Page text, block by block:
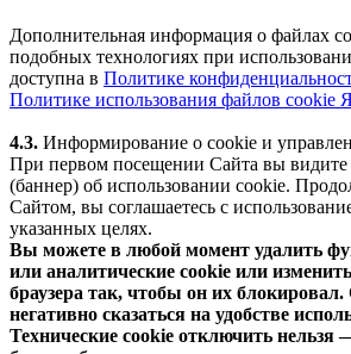
Дополнительная информация о файлах
подобных технологиях при
доступна в Политике
Политике использования файлов cookie
4.3. Информирование о cookie и
При первом посещении Сайта вы видите
(баннер) об использовании cookie.
Сайтом, вы соглашаетесь с
указанных целях.
Вы можете в любой момент удалить
или аналитические cookie или
браузера так, чтобы он их
негативно сказаться на удобстве
Технические cookie отключить нельзя